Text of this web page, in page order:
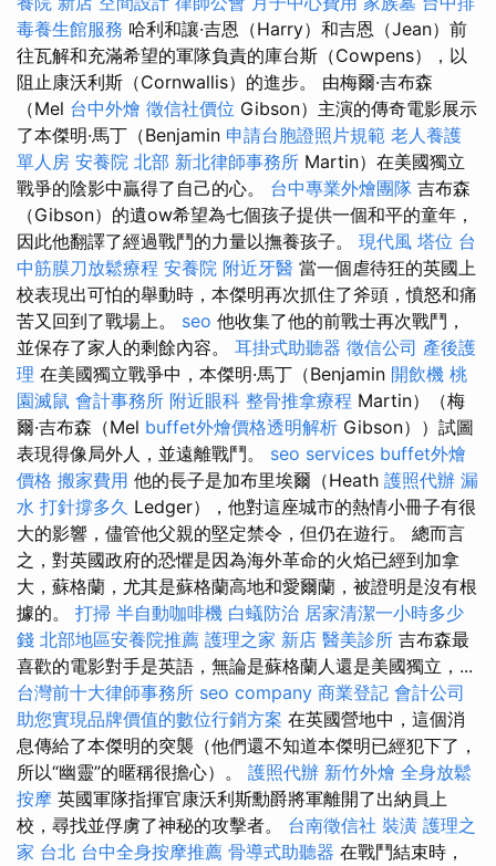
毒養生館服務 哈利和讓·吉恩（Harry）和吉恩（Jean）前
往瓦解和充滿希望的軍隊負責的庫台斯（Cowpens），以
阻止康沃利斯（Cornwallis）的進步。 由梅爾·吉布森
（Mel 台中外燴 徵信社價位 Gibson）主演的傳奇電影展示
了本傑明·馬丁（Benjamin 申請台胞證照片規範 老人養護
單人房 安養院 北部 新北律師事務所 Martin）在美國獨立
戰爭的陰影中贏得了自己的心。 台中專業外燴團隊 吉布森
（Gibson）的遺ow希望為七個孩子提供一個和平的童年，
因此他翻譯了經過戰鬥的力量以撫養孩子。 現代風 塔位 台
中筋膜刀放鬆療程 安養院 附近牙醫 當一個虐待狂的英國上
校表現出可怕的舉動時，本傑明再次抓住了斧頭，憤怒和痛
苦又回到了戰場上。 seo 他收集了他的前戰士再次戰鬥，
並保存了家人的剩餘內容。 耳掛式助聽器 徵信公司 產後護
理 在美國獨立戰爭中，本傑明·馬丁（Benjamin 開飲機 桃
園滅鼠 會計事務所 附近眼科 整骨推拿療程 Martin）（梅
爾·吉布森（Mel buffet外燴價格透明解析 Gibson））試圖
表現得像局外人，並遠離戰鬥。 seo services buffet外燴
價格 搬家費用 他的長子是加布里埃爾（Heath 護照代辦 漏
水 打針撐多久 Ledger），他對這座城市的熱情小冊子有很
大的影響，儘管他父親的堅定禁令，但仍在遊行。 總而言
之，對英國政府的恐懼是因為海外革命的火焰已經到加拿
大，蘇格蘭，尤其是蘇格蘭高地和愛爾蘭，被證明是沒有根
據的。 打掃 半自動咖啡機 白蟻防治 居家清潔一小時多少
錢 北部地區安養院推薦 護理之家 新店 醫美診所 吉布森最
喜歡的電影對手是英語，無論是蘇格蘭人還是美國獨立，...
台灣前十大律師事務所 seo company 商業登記 會計公司
助您實現品牌價值的數位行銷方案 在英國營地中，這個消
息傳給了本傑明的突襲（他們還不知道本傑明已經犯下了，
所以“幽靈”的暱稱很擔心）。 護照代辦 新竹外燴 全身放鬆
按摩 英國軍隊指揮官康沃利斯勳爵將軍離開了出納員上
校，尋找並俘虜了神秘的攻擊者。 台南徵信社 裝潢 護理之
家 台北 台中全身按摩推薦 骨導式助聽器 在戰鬥結束時，